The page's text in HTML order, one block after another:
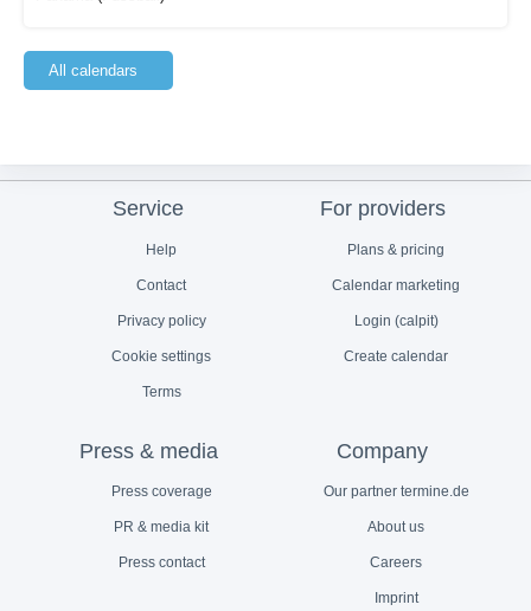
All calendars
Service
Help
Contact
Privacy policy
Cookie settings
Terms
For providers
Plans & pricing
Calendar marketing
Login (calpit)
Create calendar
Press & media
Press coverage
PR & media kit
Press contact
Company
Our partner termine.de
About us
Careers
Imprint